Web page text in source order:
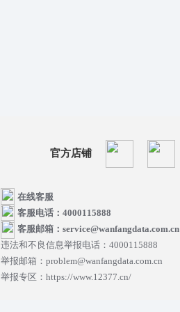
官方店铺
在线客服
客服电话：4000115888
客服邮箱：service@wanfangdata.com.cn
违法和不良信息举报电话：4000115888
举报邮箱：problem@wanfangdata.com.cn
举报专区：https://www.12377.cn/